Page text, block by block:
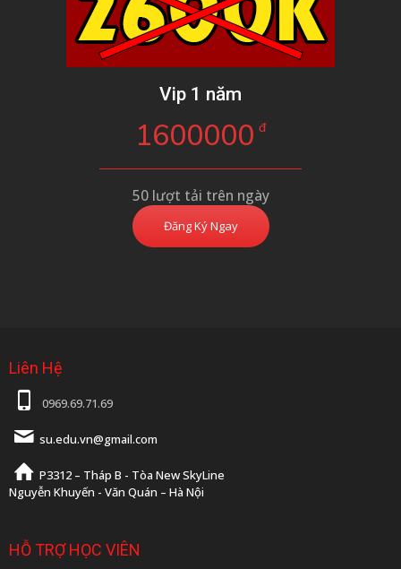
Vip 1 năm
1600000 đ
50 lượt tải trên ngày
Đăng Ký Ngay
Liên Hệ
0969.69.71.69
su.edu.vn@gmail.com
P3312 – Tháp B - Tòa New SkyLine
Nguyễn Khuyến - Văn Quán – Hà Nội
HỖ TRỢ HỌC VIÊN